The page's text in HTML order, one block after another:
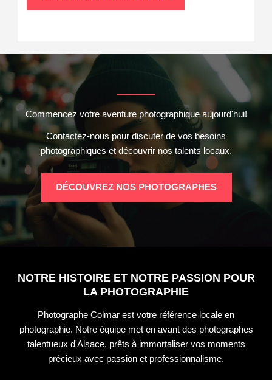
Commencez votre aventure photographique aujourd'hui!
Contactez-nous pour discuter de vos besoins
photographiques et découvrir nos talents locaux.
DÉCOUVREZ NOS PHOTOGRAPHES
NOTRE HISTOIRE ET NOTRE PASSION POUR
LA PHOTOGRAPHIE
Photographe Colmar est votre référence locale en
photographie. Notre équipe met en avant des photographes
talentueux d'Alsace, prêts à immortaliser vos moments
précieux avec passion et professionnalisme.